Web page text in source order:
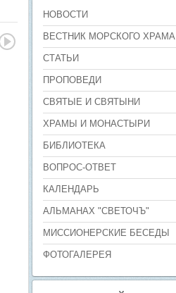
НОВОСТИ
ВЕСТНИК МОРСКОГО ХРАМА
СТАТЬИ
ПРОПОВЕДИ
СВЯТЫЕ И СВЯТЫНИ
ХРАМЫ И МОНАСТЫРИ
БИБЛИОТЕКА
ВОПРОС-ОТВЕТ
КАЛЕНДАРЬ
АЛЬМАНАХ "СВЕТОЧЪ"
МИССИОНЕРСКИЕ БЕСЕДЫ
ФОТОГАЛЕРЕЯ